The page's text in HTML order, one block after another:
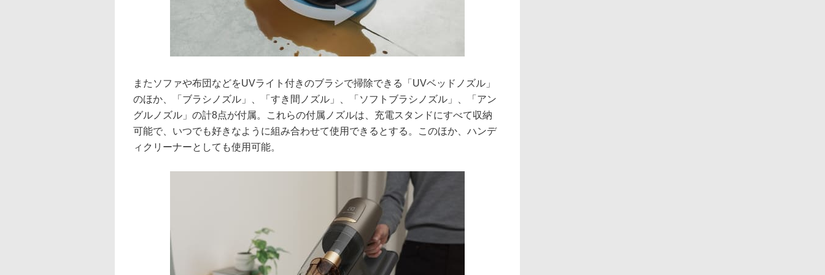
またソファや布団などをUVライト付きのブラシで掃除できる「UVベッドノズル」
のほか、「ブラシノズル」、「すき間ノズル」、「ソフトブラシノズル」、「アン
グルノズル」の計8点が付属。これらの付属ノズルは、充電スタンドにすべて収納
可能で、いつでも好きなように組み合わせて使用できるとする。このほか、ハンデ
ィクリーナーとしても使用可能。